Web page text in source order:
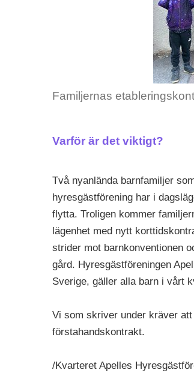
Familjernas
Varför är det viktigt?
Två nyanlända barnfamiljer
hyresgästförening har i
flytta. Troligen kommer
lägenhet med nytt
strider mot barnkonventionen
gård. Hyresgästföreningen
Sverige, gäller alla barn i vårt
Vi som skriver under kräver
förstahandskontrakt.
/Kvarteret Apelles